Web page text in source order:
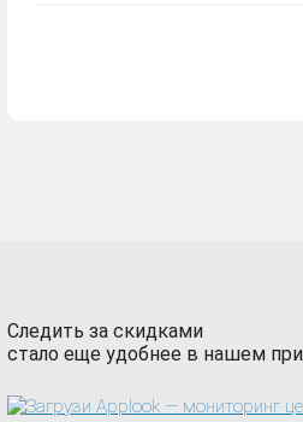
Следить за скидками
стало еще удобнее в нашем